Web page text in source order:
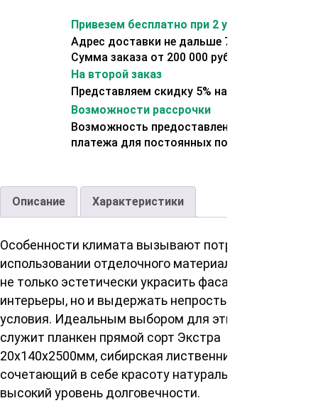
Привезем бесплатно при 2 условиях:
Адрес доставки не дальше 70 км от склада.
Сумма заказа от 200 000 рублей.
На второй заказ
Представляем скидку 5% на второй заказ
Возможности рассрочки
Возможность предоставления отсрочки
платежа для постоянных покупателей.
Описание Характеристики
Особенности климата вызывают потребность в
использовании отделочного материала, способного
не только эстетически украсить фасады и
интерьеры, но и выдержать непростые погодные
условия. Идеальным выбором для этих целей
служит планкен прямой сорт Экстра
20х140х2500мм, сибирская лиственница,
сочетающий в себе красоту натурального дерева и
высокий уровень долговечности.